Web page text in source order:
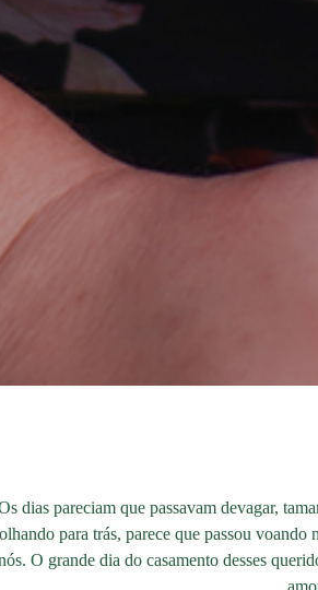
dias pareciam que passavam devagar,
olhando para trás, parece que passou voando
O grande dia do casamento desses